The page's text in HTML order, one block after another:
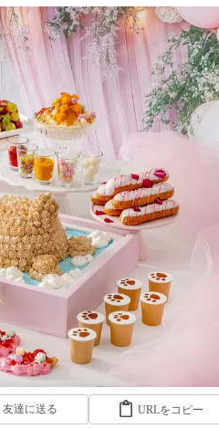
友達に送る URLをコピー